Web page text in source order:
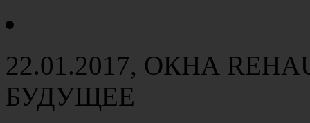
22.01.2017, ОКНА
БУДУЩЕЕ